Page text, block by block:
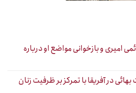
امیری و بازخوانی مواضع او درباره
در آفریقا با تمرکز بر ظرفیت زنان